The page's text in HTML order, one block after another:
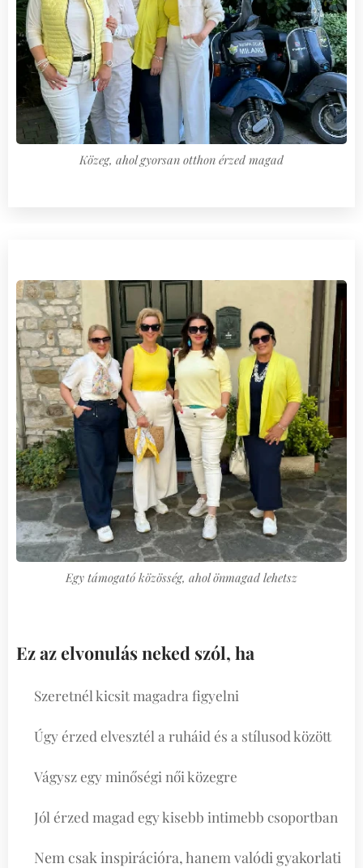
Közeg, ahol gyorsan otthon érzed magad
Egy támogató közösség, ahol önmagad lehetsz
Ez az elvonulás neked szól, ha
Szeretnél kicsit magadra figyelni
Úgy érzed elvesztél a ruháid és a stílusod között
Vágysz egy minőségi női közegre
Jól érzed magad egy kisebb intimebb csoportban
Nem csak inspirációra, hanem valódi gyakorlati